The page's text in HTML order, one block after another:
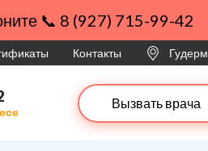
📞 8 (927) 715-99-42
Контакты
Вызвать врача